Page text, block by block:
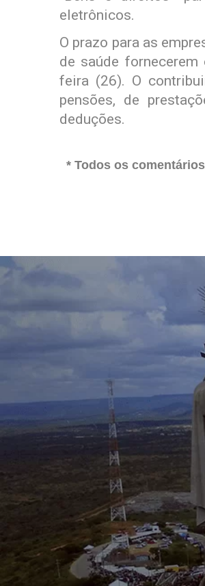
eletrônicos.
O prazo para as
de saúde
feira (26). O
pensões, de
deduções.
* Todos os